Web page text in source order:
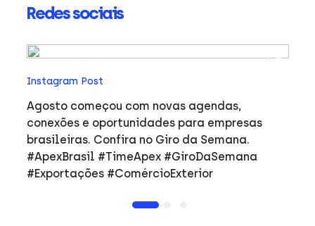
Redes sociais
Instagram Post
Agosto começou com novas agendas,
conexões e oportunidades para empresas
brasileiras. Confira no Giro da Semana.
#ApexBrasil #TimeApex #GiroDaSemana
#Exportações #ComércioExterior